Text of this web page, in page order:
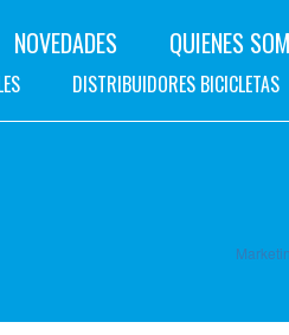
Arena!
NOVEDADES QUIENES
DISTRIBUIDORES BICICLETAS